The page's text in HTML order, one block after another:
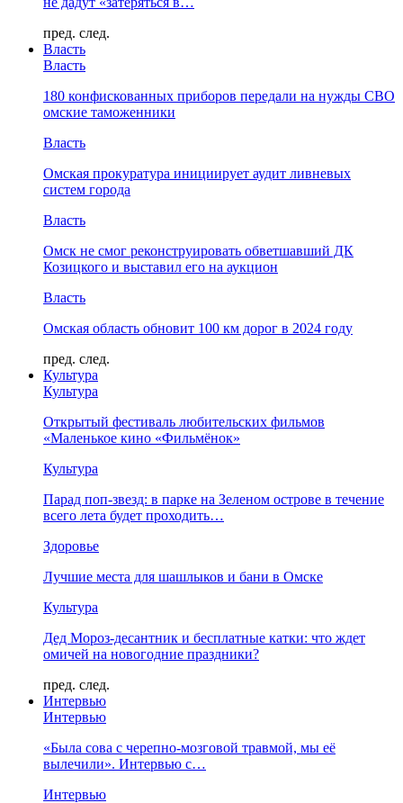
пред. след.
Власть
Власть
180 конфискованных приборов передали на нужды СВО
омские таможенники
Власть
Омская прокуратура инициирует аудит ливневых
систем города
Власть
Омск не смог реконструировать обветшавший ДК
Козицкого и выставил его на аукцион
Власть
Омская область обновит 100 км дорог в 2024 году
пред. след.
Культура
Культура
Открытый фестиваль любительских фильмов
«Маленькое кино «Фильмёнок»
Культура
Парад поп-звезд: в парке на Зеленом острове в течение
всего лета будет проходить…
Здоровье
Лучшие места для шашлыков и бани в Омске
Культура
Дед Мороз-десантник и бесплатные катки: что ждет
омичей на новогодние праздники?
пред. след.
Интервью
Интервью
«Была сова с черепно-мозговой травмой, мы её
вылечили». Интервью с…
Интервью